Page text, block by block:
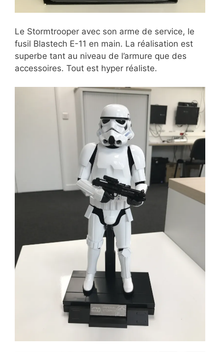
Le Stormtrooper avec son arme de service, le
fusil Blastech E-11 en main. La réalisation est
superbe tant au niveau de l’armure que des
accessoires. Tout est hyper réaliste.